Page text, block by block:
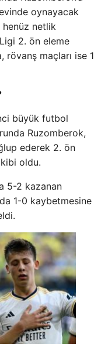
oynayacak
henüz netlik
2. ön eleme
rövanş maçları ise 1
büyük futbol
Ruzomberok,
ederek 2. ön
oldu.
5-2 kazanan
1-0 kaybetmesine